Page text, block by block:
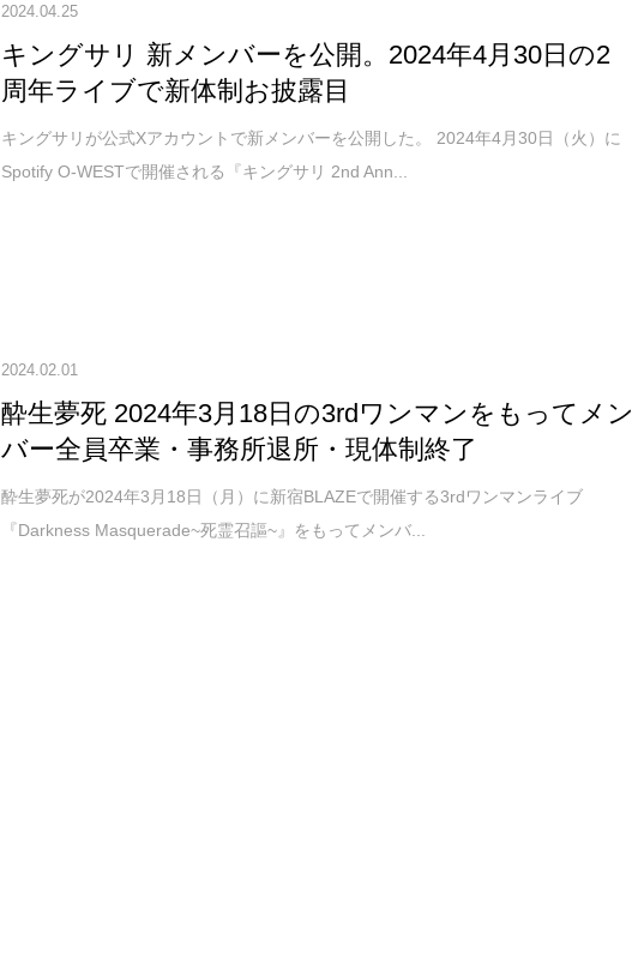
2024.04.25
キングサリ 新メンバーを公開。2024年4月30日の2
周年ライブで新体制お披露目
キングサリが公式Xアカウントで新メンバーを公開した。 2024年4月30日（火）に
Spotify O-WESTで開催される『キングサリ 2nd Ann...
2024.02.01
酔生夢死 2024年3月18日の3rdワンマンをもってメン
バー全員卒業・事務所退所・現体制終了
酔生夢死が2024年3月18日（月）に新宿BLAZEで開催する3rdワンマンライブ
『Darkness Masquerade~死霊召謳~』をもってメンバ...